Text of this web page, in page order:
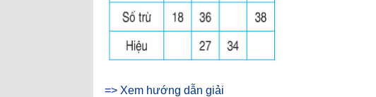
=> Xem hướng dẫn giải